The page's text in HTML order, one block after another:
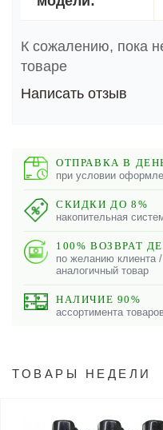
К сожалению, пока
товаре
Написать отзыв
ОТПРАВКА В
при условии
СКИДКИ ДО 8%
накопительная
100% ВОЗВРАТ
по желанию клиента
аналогичный товар
НАЛИЧИЕ 90%
ассортимента
ТОВАРЫ НЕДЕЛИ